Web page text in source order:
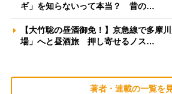
ギ」を知らないって本当？ 昔の…
【大竹聡の昼酒御免！】京急線で多摩
場」へと昼酒旅 押し寄せるノス…
著者・連載の一覧を